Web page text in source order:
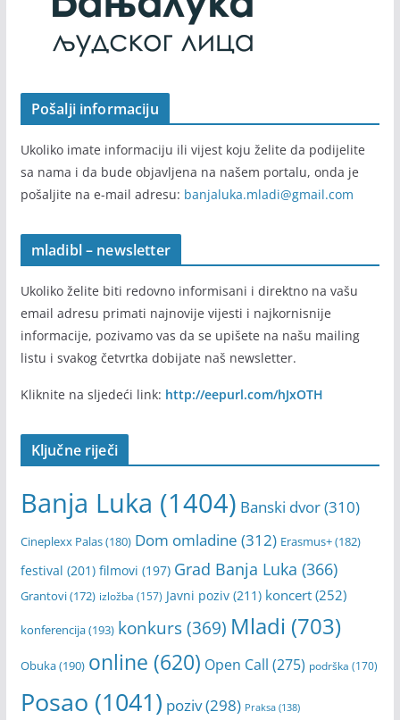
Pošalji informaciju
Ukoliko imate informaciju ili vijest koju želite da podijelite
sa nama i da bude objavljena na našem portalu, onda je
pošaljite na e-mail adresu: banjaluka.mladi@gmail.com
mladibl – newsletter
Ukoliko želite biti redovno informisani i direktno na vašu
email adresu primati najnovije vijesti i najkornisnije
informacije, pozivamo vas da se upišete na našu mailing
listu i svakog četvrtka dobijate naš newsletter.
Kliknite na sljedeći link: http://eepurl.com/hJxOTH
Ključne riječi
Banja Luka (1404) Banski dvor(310)
Cineplexx Palas(180) Dom omladine (312) Erasmus+(182)
festival (201) filmovi (197) Grad Banja Luka (366)
Grantovi(172) izložba (157) Javni poziv(211) koncert(252)
konferencija(193) konkurs(369) Mladi (703)
Obuka(190) online (620) Open Call (275) podrška (170)
Posao (1041) poziv(298) Praksa(138)